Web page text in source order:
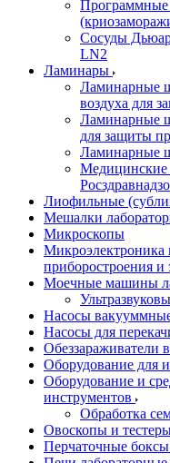
Программные
Сосуды
LN2
Ламинары
Ламинарные
воздуха для
Ламинарные
для защиты
Ламинарные
Лиофильные
Мешалки
Микроскопы
Микроэлектроника
приборостроения и
Моечные машины
Насосы
Насосы для
Обеззараживатели
Оборудование для
Оборудование и
инструментов
Обработка
Овоскопы и
Перчаточные